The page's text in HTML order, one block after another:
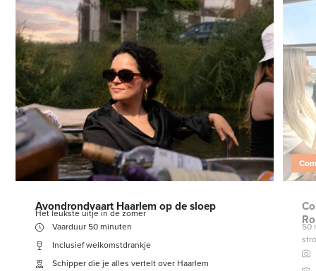
Avondrondvaart Haarlem op de sloep
Het leukste uitje in de zomer
Vaarduur 50 minuten
Inclusief welkomstdrankje
Schipper die je alles vertelt over Haarlem
50